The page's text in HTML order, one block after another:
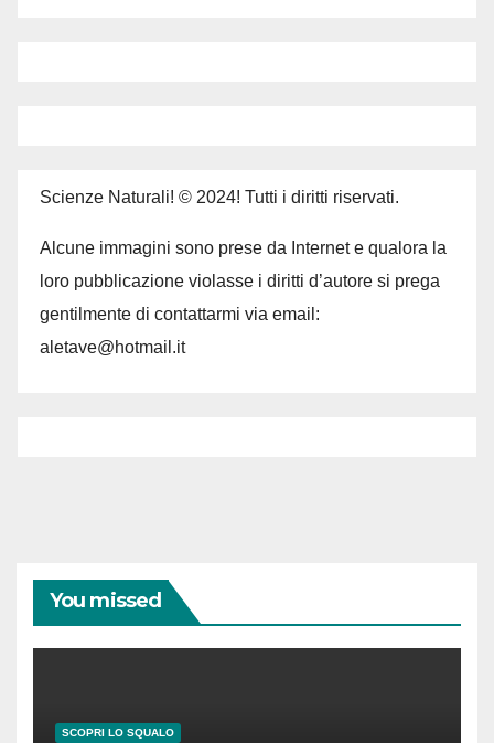
Scienze Naturali! © 2024! Tutti i diritti riservati.
Alcune immagini sono prese da Internet e qualora la
loro pubblicazione violasse i diritti d’autore si prega
gentilmente di contattarmi via email:
aletave@hotmail.it
You missed
SCOPRI LO SQUALO